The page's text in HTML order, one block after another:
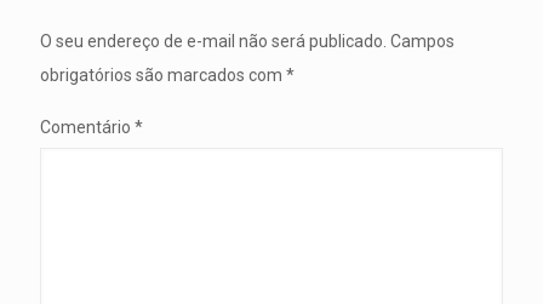
O seu endereço de e-mail não será publicado. Campos
obrigatórios são marcados com *
Comentário *